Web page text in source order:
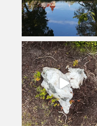
kullanslycka
Jul 9